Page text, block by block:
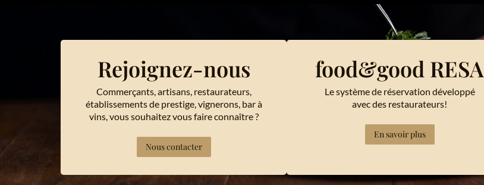
Rejoignez-nous
Commerçants, artisans, restaurateurs,
établissements de prestige, vignerons, bar à
vins, vous souhaitez vous faire connaître ?
Nous contacter
food&good RESA
Le système de réservation développé
avec des restaurateurs!
En savoir plus